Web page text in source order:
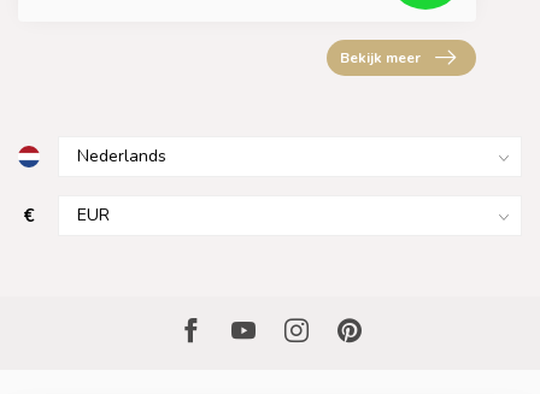
Bekijk meer
€